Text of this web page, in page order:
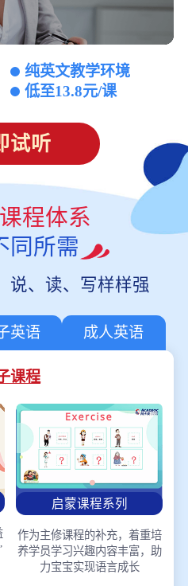
纯英文教学环境
低至13.8元/课
试听
程体系
同所需
说、读、写样样强
英语 成人英语
课程
启蒙课程系列
作为主修课程的补充，着重培
养学员学习兴趣内容丰富，助
力宝宝实现语言成长